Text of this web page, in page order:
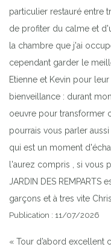
particulier restauré entre
de profiter du calme et
la chambre que j'ai
cependant garder le
Etienne et Kevin pour
bienveillance : durant
oeuvre pour transformer
pourrais vous parler
qui est un moment
l'aurez compris , si vous
JARDIN DES REMPARTS
garçons et à tres vite
Publication : 11/07/2026
« Tour d’abord excellent